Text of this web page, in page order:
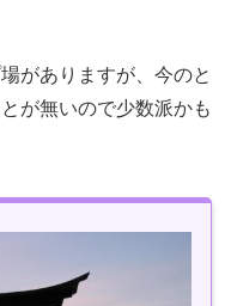
がありますが、今のと
が無いので少数派かも